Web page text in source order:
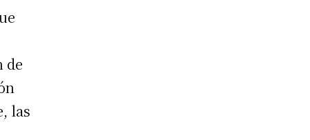
de
las